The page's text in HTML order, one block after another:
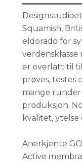
Squamish,
eldorado for
er overlatt til
prøves, testes
mange
produksjon.
kvalitet, ytelse
Anerkjente
Active